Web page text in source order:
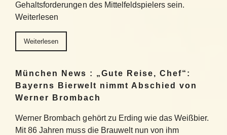
Gehaltsforderungen des Mittelfeldspielers sein.
Weiterlesen
Weiterlesen
München News : „Gute Reise, Chef“:
Bayerns Bierwelt nimmt Abschied von
Werner Brombach
Werner Brombach gehört zu Erding wie das Weißbier.
Mit 86 Jahren muss die Brauwelt nun von ihm